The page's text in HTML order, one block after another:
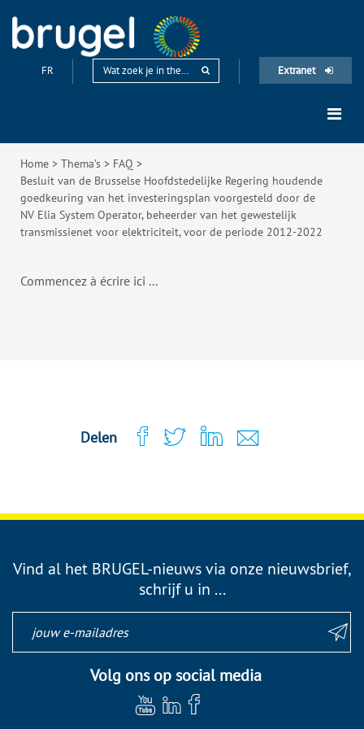
FR Extranet
Home > Thema’s > FAQ >
Besluit van de Brusselse Hoofdstedelijke Regering houdende
goedkeuring van het investeringsplan voorgesteld door de
NV Elia System Operator, beheerder van het gewestelijk
transmissienet voor elektriciteit, voor de periode 2012-2022
Commencez à écrire ici ...
Delen
Vind al het BRUGEL-nieuws via onze nieuwsbrief,
schrijf u in ...
Volg ons op social media